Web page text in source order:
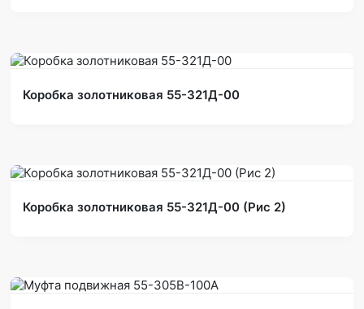
Коробка золотниковая 55-321Д-00
Коробка золотниковая 55-321Д-00 (Рис 2)